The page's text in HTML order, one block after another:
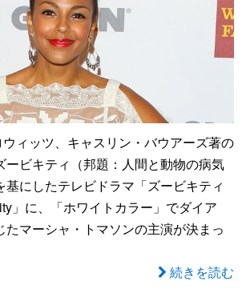
ィッツ、キャスリン・バウアーズ著の
ービキティ（邦題：人間と動物の病気
基にしたテレビドラマ「ズービキティ
」に、「ホワイトカラー」でダイア
たマーシャ・トマソンの主演が決まっ
続きを読む